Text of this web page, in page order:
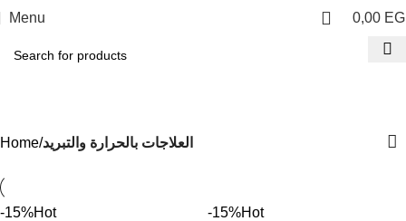
Menu 0,00
Home العلاجات بالحرارة والتبريد
-15%Hot -15%Hot